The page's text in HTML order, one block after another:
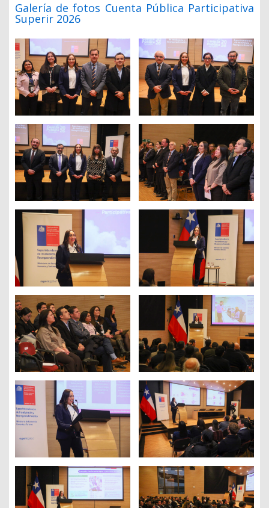
Galería de fotos Cuenta Pública Participativa
Superir 2026